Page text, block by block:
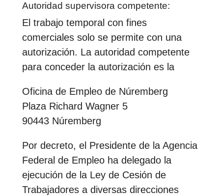
Autoridad supervisora competente:
El trabajo temporal con fines
comerciales solo se permite con una
autorización. La autoridad competente
para conceder la autorización es la
Oficina de Empleo de Núremberg
Plaza Richard Wagner 5
90443 Núremberg
Por decreto, el Presidente de la Agencia
Federal de Empleo ha delegado la
ejecución de la Ley de Cesión de
Trabajadores a diversas direcciones